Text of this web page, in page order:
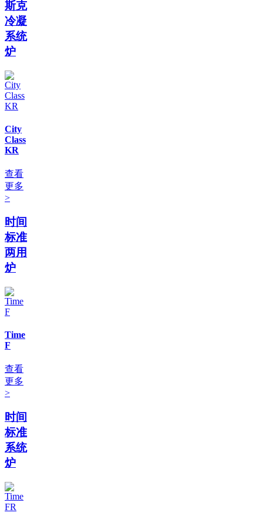
斯克
冷凝
系统
炉
City
Class
KR
查看
更多
>
时间
标准
两用
炉
Time
F
查看
更多
>
时间
标准
系统
炉